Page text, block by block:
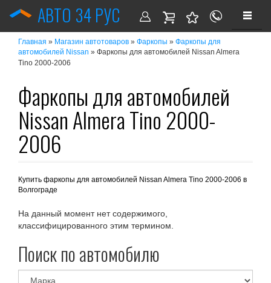
АВТО 34 РУС
Главная » Магазин автотоваров » Фаркопы » Фаркопы для
автомобилей Nissan » Фаркопы для автомобилей Nissan Almera
Tino 2000-2006
Фаркопы для автомобилей
Nissan Almera Tino 2000-
2006
Купить фаркопы для автомобилей Nissan Almera Tino 2000-2006 в
Волгограде
На данный момент нет содержимого,
классифицированного этим термином.
Поиск по автомобилю